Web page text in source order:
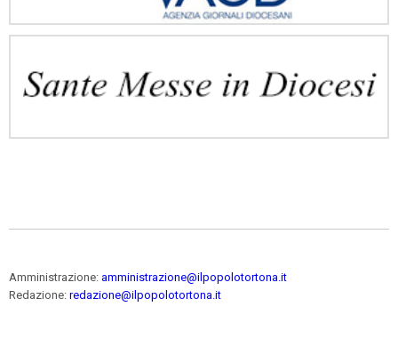
Amministrazione: amministrazione@ilpopolotortona.it
Redazione: redazione@ilpopolotortona.it